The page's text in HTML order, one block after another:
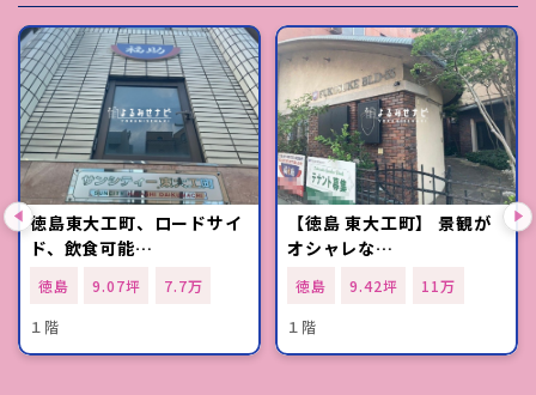
徳島東大工町、ロードサイ
ド、飲食可能…
徳島 9.07坪
7.7万
１階
【徳島 東大工町】 景観が
オシャレな…
徳島 9.42坪
11万
１階